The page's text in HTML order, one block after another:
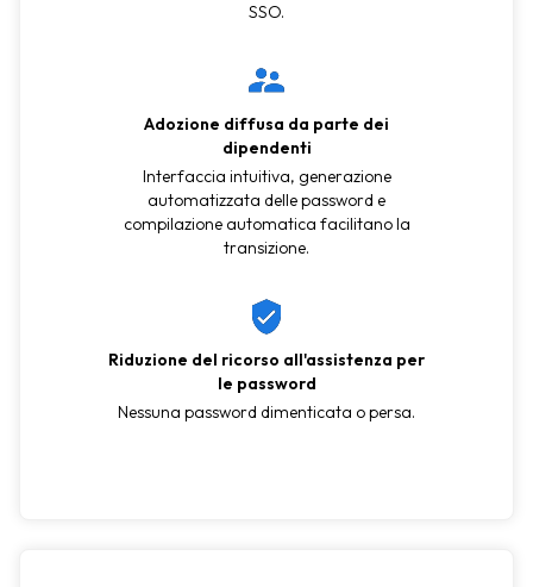
SSO.
Adozione diffusa da parte dei
dipendenti
Interfaccia intuitiva, generazione
automatizzata delle password e
compilazione automatica facilitano la
transizione.
Riduzione del ricorso all'assistenza per
le password
Nessuna password dimenticata o persa.